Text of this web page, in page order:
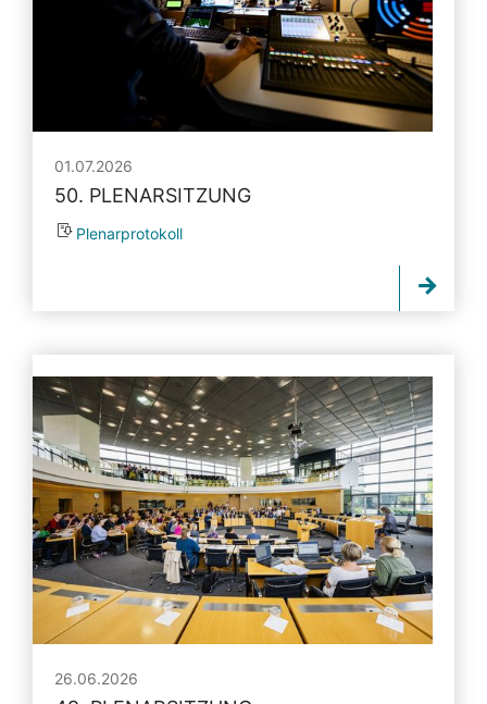
01.07.2026
50. PLENARSITZUNG
Plenarprotokoll
26.06.2026